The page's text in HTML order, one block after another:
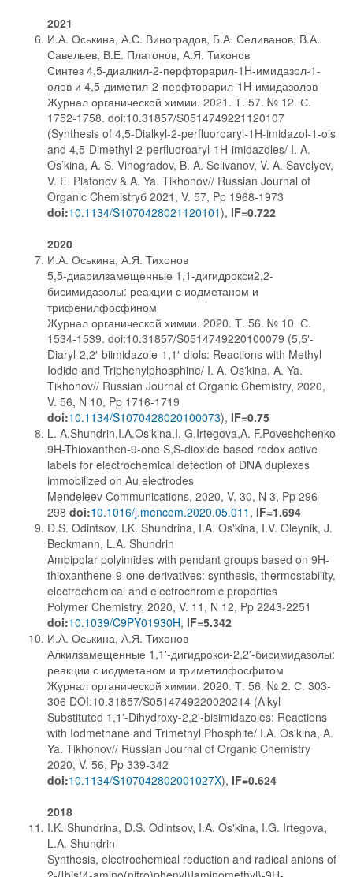
2021
И.А. Оськина, А.С. Виноградов, Б.А. Селиванов, В.А.
Савельев, В.Е. Платонов, А.Я. Тихонов
Синтез 4,5-диалкил-2-перфторарил-1H-имидазол-1-
олов и 4,5-диметил-2-перфторарил-1H-имидазолов
Журнал органической химии. 2021. Т. 57. № 12. С.
1752-1758. doi:10.31857/S0514749221120107
(Synthesis of 4,5-Dialkyl-2-perfluoroaryl-1H-imidazol-1-ols
and 4,5-Dimethyl-2-perfluoroaryl-1H-imidazoles/ I. A.
Os’kina, A. S. Vinogradov, B. A. Selivanov, V. A. Savelyev,
V. E. Platonov & A. Ya. Tikhonov// Russian Journal of
Organic Chemistryб 2021, V. 57, Pp 1968-1973
doi:10.1134/S1070428021120101), IF=0.722
2020
И.А. Оськина, А.Я. Тихонов
5,5-диарилзамещенные 1,1-дигидрокси2,2-
бисимидазолы: реакции с иодметаном и
трифенилфосфином
Журнал органической химии. 2020. Т. 56. № 10. С.
1534-1539. doi:10.31857/S0514749220100079 (5,5′-
Diaryl-2,2′-biimidazole-1,1′-diols: Reactions with Methyl
Iodide and Triphenylphosphine/ I. A. Osʼkina, A. Ya.
Tikhonov// Russian Journal of Organic Chemistry, 2020,
V. 56, N 10, Pp 1716-1719
doi:10.1134/S1070428020100073), IF=0.75
L. A.Shundrin,I.A.Os'kina,I. G.Irtegova,A. F.Poveshchenko
9H-Thioxanthen-9-one S,S-dioxide based redox active
labels for electrochemical detection of DNA duplexes
immobilized on Au electrodes
Mendeleev Communications, 2020, V. 30, N 3, Pp 296-
298 doi:10.1016/j.mencom.2020.05.011 , IF=1.694
D.S. Odintsov, I.K. Shundrina, I.A. Os'kina, I.V. Oleynik, J.
Beckmann, L.A. Shundrin
Ambipolar polyimides with pendant groups based on 9H-
thioxanthene-9-one derivatives: synthesis, thermostability,
electrochemical and electrochromic properties
Polymer Chemistry, 2020, V. 11, N 12, Pp 2243-2251
doi:10.1039/C9PY01930H, IF=5.342
И.А. Оськина, А.Я. Тихонов
Алкилзамещенные 1,1'-дигидрокси-2,2'-бисимидазолы:
реакции с иодметаном и триметилфосфитом
Журнал органической химии. 2020. Т. 56. № 2. С. 303-
306 DOI:10.31857/S0514749220020214 (Alkyl-
Substituted 1,1'-Dihydroxy-2,2'-bisimidazoles: Reactions
with Iodmethane and Trimethyl Phosphite/ I.A. Os'kina, A.
Ya. Tikhonov// Russian Journal of Organic Chemistry
2020, V. 56, Pp 339-342
doi:10.1134/S107042802001027X), IF=0.624
2018
I.K. Shundrina, D.S. Odintsov, I.A. Os'kina, I.G. Irtegova,
L.A. Shundrin
Synthesis, electrochemical reduction and radical anions of